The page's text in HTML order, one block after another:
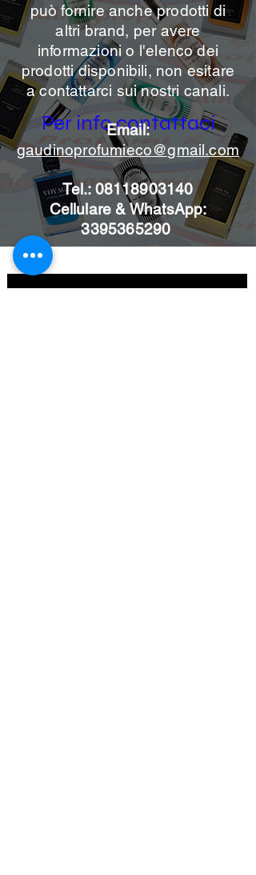
Per info contattaci
può fornire anche prodotti di
altri brand, per avere
informazioni o l'elenco dei
prodotti disponibili, non esitare
a contattarci sui nostri canali.
Email:
gaudinoprofumieco@gmail.com
Tel.: 08118903140
Cellulare & WhatsApp:
3395365290
Iscriviti alle news per non